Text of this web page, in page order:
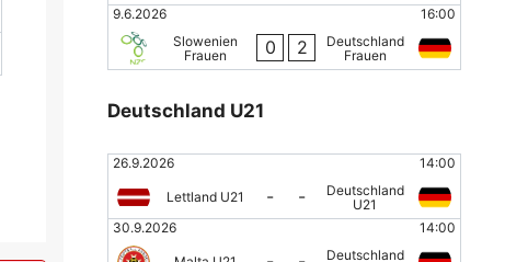
9.6.2026
16:00
Slowenien
Frauen
0 2
Deutschland
Frauen
Deutschland U21
26.9.2026 14:00
Lettland U21 - -
Deutschland
U21
30.9.2026
14:00
Deutschland